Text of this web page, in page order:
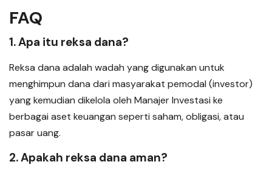
FAQ
1. Apa itu reksa dana?
Reksa dana adalah wadah yang digunakan untuk
menghimpun dana dari masyarakat pemodal (investor)
yang kemudian dikelola oleh Manajer Investasi ke
berbagai aset keuangan seperti saham, obligasi, atau
pasar uang.
2. Apakah reksa dana aman?